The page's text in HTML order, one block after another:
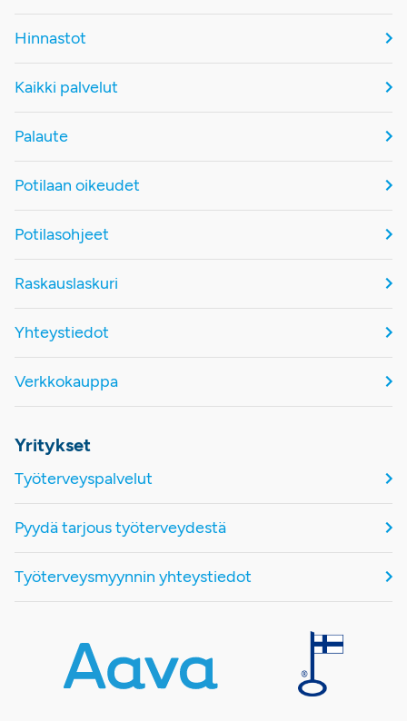
Hinnastot
Kaikki palvelut
Palaute
Potilaan oikeudet
Potilasohjeet
Raskauslaskuri
Yhteystiedot
Verkkokauppa
Yritykset
Työterveyspalvelut
Pyydä tarjous työterveydestä
Työterveysmyynnin yhteystiedot